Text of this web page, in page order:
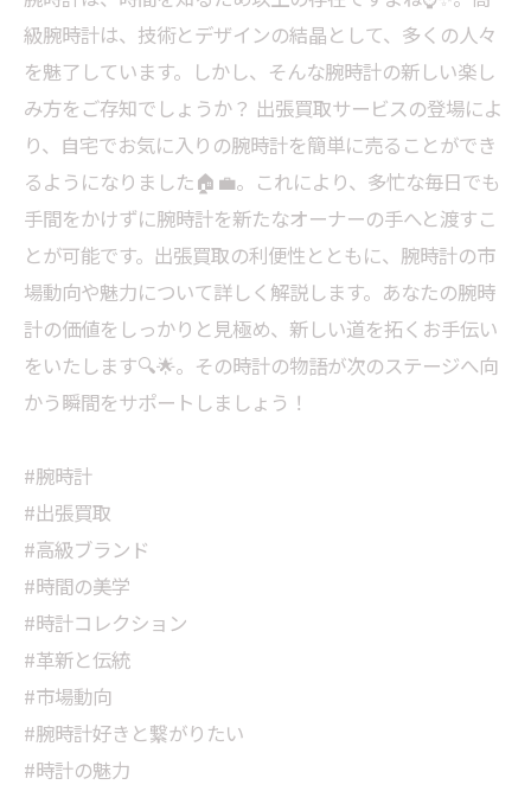
級腕時計は、技術とデザインの結晶として、多くの人々
を魅了しています。しかし、そんな腕時計の新しい楽し
み方をご存知でしょうか？ 出張買取サービスの登場によ
り、自宅でお気に入りの腕時計を簡単に売ることができ
るようになりました🏠💼。これにより、多忙な毎日でも
手間をかけずに腕時計を新たなオーナーの手へと渡すこ
とが可能です。出張買取の利便性とともに、腕時計の市
場動向や魅力について詳しく解説します。あなたの腕時
計の価値をしっかりと見極め、新しい道を拓くお手伝い
をいたします🔍🌟。その時計の物語が次のステージへ向
かう瞬間をサポートしましょう！
#腕時計
#出張買取
#高級ブランド
#時間の美学
#時計コレクション
#革新と伝統
#市場動向
#腕時計好きと繋がりたい
#時計の魅力